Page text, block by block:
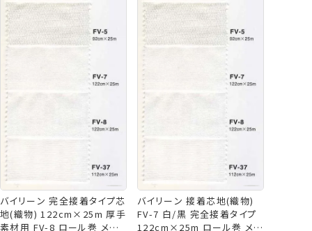
バイリーン 完全接着タイプ芯
地(織物) 122cm×25m 厚手
素材用 FV-8 ロール巻 メー
バイリーン 接着芯地(織物)
FV-7 白/黒 完全接着タイプ
122cm×25m ロール巻 メー